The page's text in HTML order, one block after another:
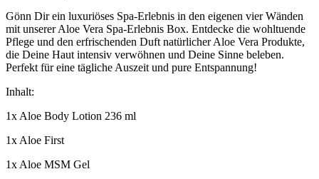
Gönn Dir ein luxuriöses Spa-Erlebnis in den eigenen vier Wänden
mit unserer Aloe Vera Spa-Erlebnis Box. Entdecke die wohltuende
Pflege und den erfrischenden Duft natürlicher Aloe Vera Produkte,
die Deine Haut intensiv verwöhnen und Deine Sinne beleben.
Perfekt für eine tägliche Auszeit und pure Entspannung!
Inhalt:
1x Aloe Body Lotion 236 ml
1x Aloe First
1x Aloe MSM Gel